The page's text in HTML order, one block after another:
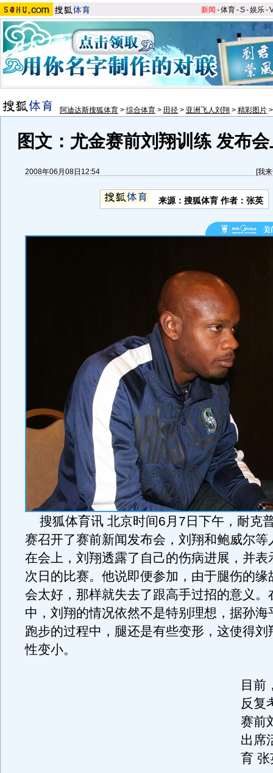
新闻 -体育-S-娱乐-
阿迪达斯搜狐体育 > 综合体育 > 田径 > 亚洲飞人刘翔 > 精彩图片
图文：尤金赛前刘翔训练 发布
2008年06月08日12:54 [我
来源：搜狐体育 作者：张英
搜狐体育讯 北京时间6月7日下午，耐克
赛召开了赛前新闻发布会，刘翔和鲍威尔等
在会上，刘翔透露了自己的伤病进展，并表
次日的比赛。他说即便参加，由于腿伤的缘
会太好，那样就失去了跟高手过招的意义。
中，刘翔的情况依然不是特别理想，据孙海
跑步的过程中，腿还是有些变形，这使得刘
性变小。
目前
反复
赛前
出席
育 张